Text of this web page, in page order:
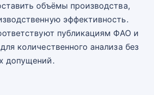
объёмы производства,
эффективность.
публикациям ФАО и
количественного анализа без
допущений.